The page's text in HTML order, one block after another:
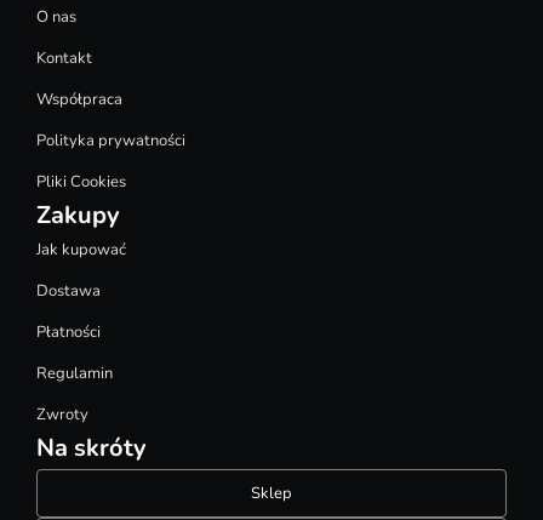
O nas
Kontakt
Współpraca
Polityka prywatności
Pliki Cookies
Zakupy
Jak kupować
Dostawa
Płatności
Regulamin
Zwroty
Na skróty
Sklep